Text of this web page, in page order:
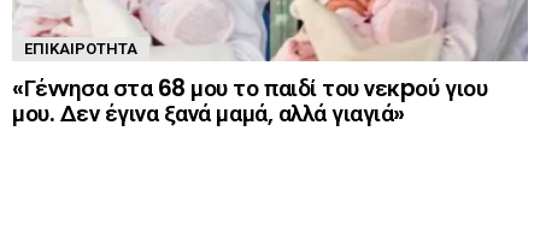
ΕΠΙΚΑΙΡΌΤΗΤΑ
«Γέννησα στα 68 μου το παιδί του νεκpού γιου
μου. Δεν έγινα ξανά μαμά, αλλά γιαγιά»